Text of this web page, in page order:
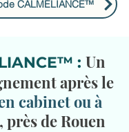
CALMÉLIANCE™
: Un
après le
cabinet ou à
, près de Rouen